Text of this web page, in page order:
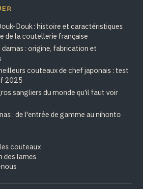
Douk : histoire et caractéristiques
de la coutellerie française
damas : origine, fabrication et
couteaux de chef japonais : test
2025
sangliers du monde qu'il faut voir
: de l'entrée de gamme au nihonto
couteaux
des lames